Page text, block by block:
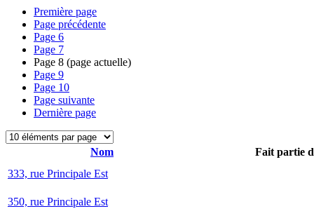
Première page
Page précédente
Page 6
Page 7
Page 8 (page actuelle)
Page 9
Page 10
Page suivante
Dernière page
Nom
Fait partie
333, rue Principale Est
350, rue Principale Est